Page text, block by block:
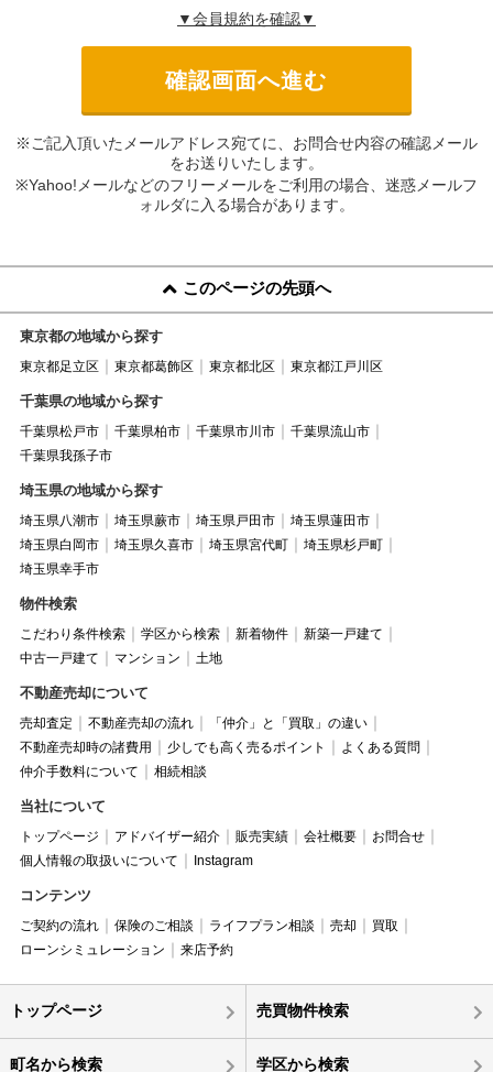
▼会員規約を確認▼
※ご記入頂いたメールアドレス宛てに、お問合せ内容の確認メール
をお送りいたします。
※Yahoo!メールなどのフリーメールをご利用の場合、迷惑メールフ
ォルダに入る場合があります。
このページの先頭へ
東京都の地域から探す
東京都足立区 東京都葛飾区 東京都北区 東京都江戸川区
千葉県の地域から探す
千葉県松戸市 千葉県柏市 千葉県市川市
千葉県流山市
千葉県我孫子市
埼玉県の地域から探す
埼玉県八潮市 埼玉県蕨市 埼玉県戸田市
埼玉県蓮田市
埼玉県白岡市
埼玉県久喜市 埼玉県宮代町
埼玉県杉戸町
埼玉県幸手市
物件検索
こだわり条件検索 学区から検索 新着物件
新築一戸建て
中古一戸建て
マンション 土地
不動産売却について
売却査定 不動産売却の流れ
「仲介」と「買取」の違い
不動産売却時の諸費用
少しでも高く売るポイント
よくある質問
仲介手数料について
相続相談
当社について
トップページ アドバイザー紹介 販売実績 会社概要
お問合せ
個人情報の取扱いについて
Instagram
コンテンツ
ご契約の流れ 保険のご相談 ライフプラン相談 売却
買取
ローンシミュレーション
来店予約
トップページ 売買物件検索
町名から検索 学区から検索